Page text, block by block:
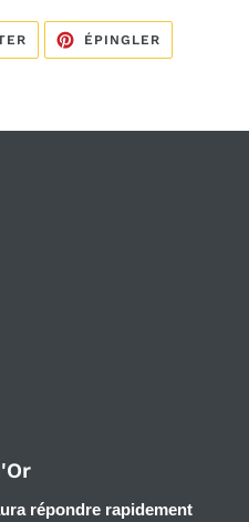
TWEETER
TWITTER
ÉPINGLER
PINTEREST
répondre rapidement